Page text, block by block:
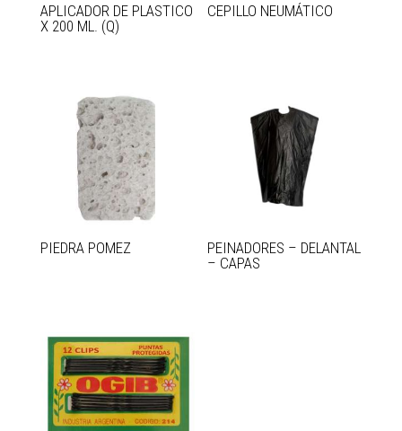
APLICADOR DE PLASTICO
X 200 ML. (Q)
CEPILLO NEUMÁTICO
PIEDRA POMEZ
PEINADORES – DELANTAL
– CAPAS